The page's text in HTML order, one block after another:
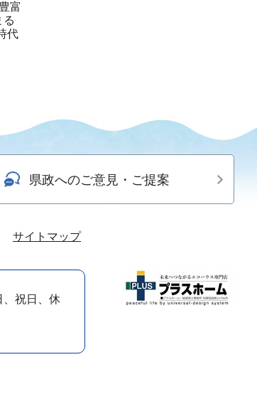
富
る
代
県政へのご意見・ご提案
サイトマップ
、祝日、休